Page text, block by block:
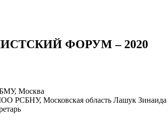
ФОРУМ – 2020
Москва
РСБНУ, Московская область Лашук